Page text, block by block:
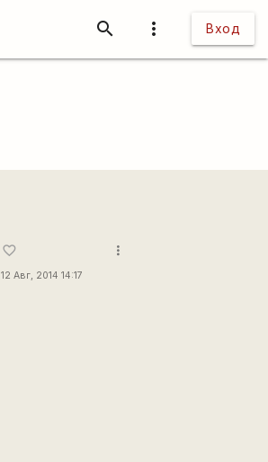
more_vert Вход
search
favorite_border
12 Авг, 2014 14:17
more_vert